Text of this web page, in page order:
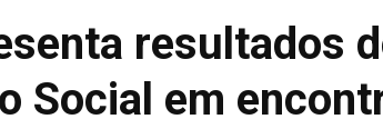
resultados
Social em